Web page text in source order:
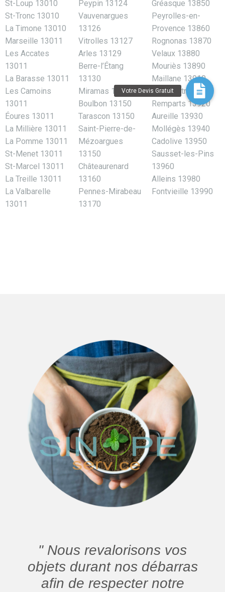
St-Loup 13010
St-Tronc 13010
La Timone 13010
Marseille 13011
Les Accates
13011
La Barasse 13011
Les Camoins
13011
Éoures 13011
La Millière 13011
La Pomme 13011
St-Menet 13011
St-Marcel 13011
La Treille 13011
La Valbarelle
13011
Peypin 13124
Vauvenargues
13126
Vitrolles 13127
Arles 13129
Berre-l’Étang
13130
Miramas 13140
Boulbon 13150
Tarascon 13150
Saint-Pierre-de-
Mézoargues
13150
Châteaurenard
13160
Pennes-Mirabeau
13170
Gréasque 13850
Peyrolles-en-
Provence 13860
Rognonas 13870
Velaux 13880
Mouriès 13890
Maillane 13910
Saint-Mitre-les-
Remparts 13920
Aureille 13930
Mollégès 13940
Cadolive 13950
Sausset-les-Pins
13960
Alleins 13980
Fontvieille 13990
" Nous revalorisons vos
objets durant nos débarras
afin de respecter notre